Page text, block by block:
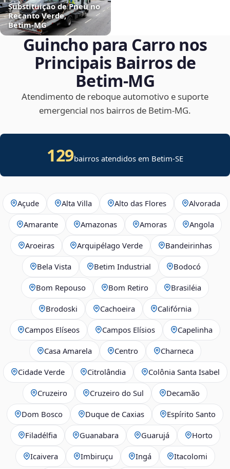
Substituição de Pneu no
Recanto Verde,
Betim‑MG
Guincho para Carro nos
Principais Bairros de
Betim‑MG
Atendimento de reboque automotivo e suporte
emergencial nos bairros de Betim‑MG.
129bairros atendidos em Betim-SE
Açude Alta Villa Alto das Flores Alvorada
Amarante Amazonas Amoras Angola
Aroeiras Arquipélago Verde Bandeirinhas
Bela Vista Betim Industrial Bodocó
Bom Repouso Bom Retiro Brasiléia
Brodoski Cachoeira Califórnia
Campos Elíseos Campos Elísios Capelinha
Casa Amarela Centro Charneca
Cidade Verde Citrolândia Colônia Santa Isabel
Cruzeiro Cruzeiro do Sul Decamão
Dom Bosco Duque de Caxias Espírito Santo
Filadélfia Guanabara Guarujá Horto
Icaivera Imbiruçu Ingá Itacolomi